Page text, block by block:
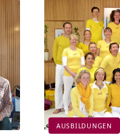
AUSBILDUNGEN